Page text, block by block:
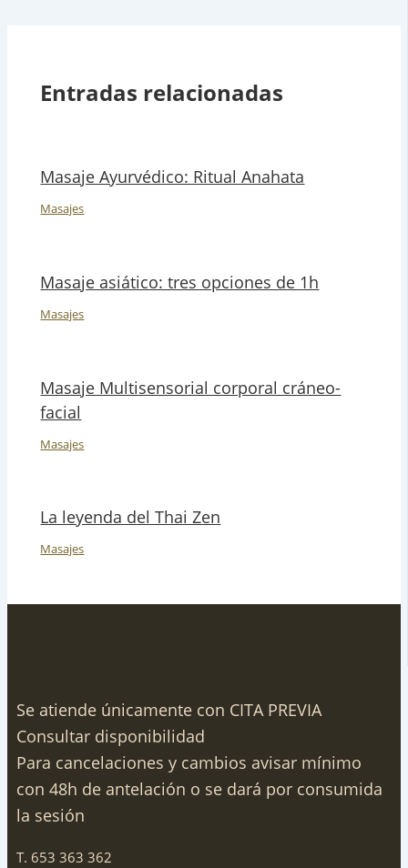
Entradas relacionadas
Masaje Ayurvédico: Ritual Anahata
Masajes
Masaje asiático: tres opciones de 1h
Masajes
Masaje Multisensorial corporal cráneo-
facial
Masajes
La leyenda del Thai Zen
Masajes
Se atiende únicamente con CITA PREVIA
Consultar disponibilidad
Para cancelaciones y cambios avisar mínimo
con 48h de antelación o se dará por consumida
la sesión
T. 653 363 362